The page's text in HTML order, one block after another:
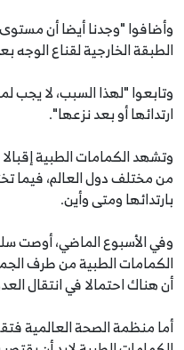
وأضافوا "وجدنا أيضا أن
الطبقة الخارجية لقناع الوجه
وتابعوا "لهذا السبب، لا يجب
ارتدائها أو بعد نزعها".
وتشهد الكمامات الطبية إقبالا
من مختلف دول العالم، فيما
بارتدائها ومتى وأين.
وفي الأسبوع الماضي، أوصت
الكمامات الطبية من طرف
أن هناك احتمالا في انتقال
أما منظمة الصحة العالمية